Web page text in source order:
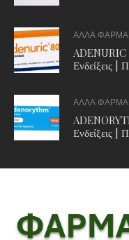
ΑΛΛΑ
ADENURIC
Ενδείξεις |
ΑΛΛΑ
Ενδείξεις |